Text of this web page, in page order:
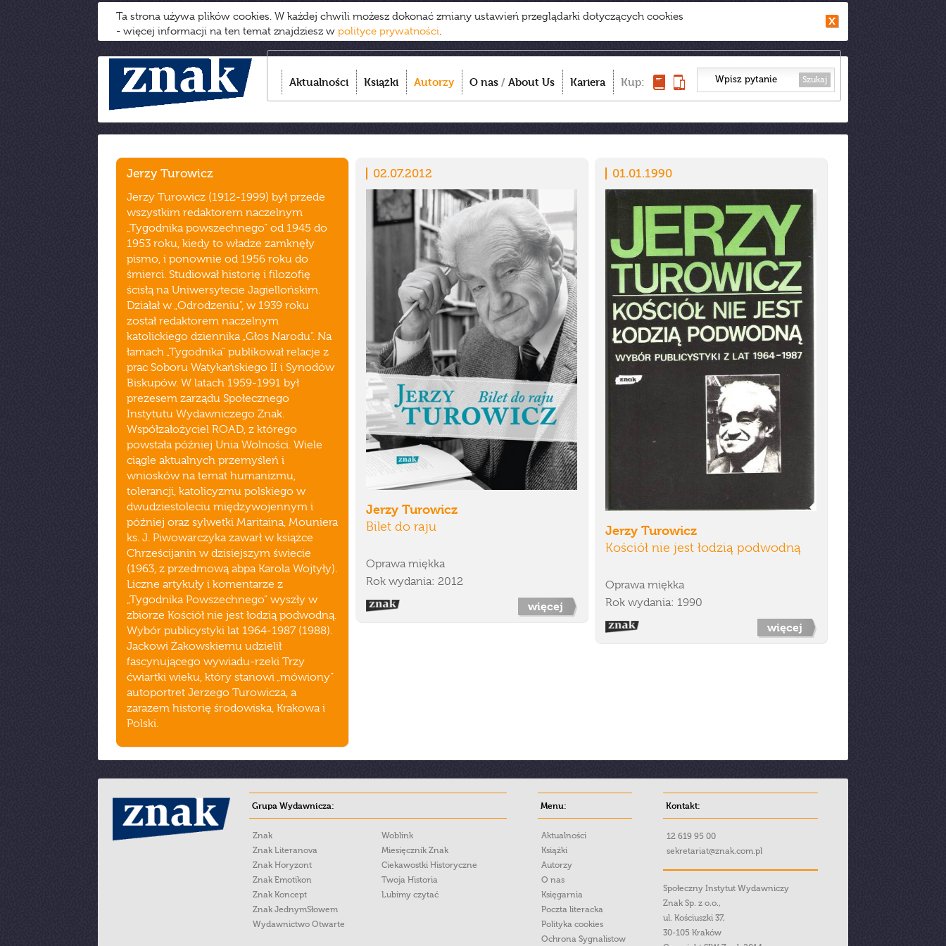
Ta strona używa plików cookies. W każdej chwili możesz dokonać zmiany ustawień przeglądarki dotyczących cookies
- więcej informacji na ten temat znajdziesz w polityce prywatności.
Aktualności Książki Autorzy O nas / About Us Kariera Kup: Szukaj
Jerzy Turowicz
Jerzy Turowicz (1912-1999) był przede
wszystkim redaktorem naczelnym
„Tygodnika powszechnego” od 1945 do
1953 roku, kiedy to władze zamknęły
pismo, i ponownie od 1956 roku do
śmierci. Studiował historię i filozofię
ścisłą na Uniwersytecie Jagiellońskim.
Działał w „Odrodzeniu”, w 1939 roku
został redaktorem naczelnym
katolickiego dziennika „Głos Narodu”. Na
łamach „Tygodnika” publikował relacje z
prac Soboru Watykańskiego II i Synodów
Biskupów. W latach 1959-1991 był
prezesem zarządu Społecznego
Instytutu Wydawniczego Znak.
Współzałożyciel ROAD, z którego
powstała później Unia Wolności. Wiele
ciągle aktualnych przemyśleń i
wniosków na temat humanizmu,
tolerancji, katolicyzmu polskiego w
dwudziestoleciu międzywojennym i
później oraz sylwetki Maritaina, Mouniera
ks. J. Piwowarczyka zawarł w książce
Chrześcijanin w dzisiejszym świecie
(1963, z przedmową abpa Karola Wojtyły).
Liczne artykuły i komentarze z
„Tygodnika Powszechnego” wyszły w
zbiorze Kościół nie jest łodzią podwodną.
Wybór publicystyki lat 1964-1987 (1988).
Jackowi Żakowskiemu udzielił
fascynującego wywiadu-rzeki Trzy
ćwiartki wieku, który stanowi „mówiony”
autoportret Jerzego Turowicza, a
zarazem historię środowiska, Krakowa i
Polski.
02.07.2012
Jerzy Turowicz
Bilet do raju
Oprawa miękka
Rok wydania: 2012
więcej
01.01.1990
Jerzy Turowicz
Kościół nie jest łodzią podwodną
Oprawa miękka
Rok wydania: 1990
więcej
Grupa Wydawnicza:
Znak
Znak Literanova
Znak Horyzont
Znak Emotikon
Znak Koncept
Znak JednymSłowem
Wydawnictwo Otwarte
Woblink
Miesięcznik Znak
Ciekawostki Historyczne
Twoja Historia
Lubimy czytać
Menu:
Aktualności
Książki
Autorzy
O nas
Księgarnia
Poczta literacka
Polityka cookies
Ochrona Sygnalistow
Kontakt:
12 619 95 00
sekretariat@znak.com.pl
Społeczny Instytut Wydawniczy
Znak Sp. z o.o.,
ul. Kościuszki 37,
30-105 Kraków